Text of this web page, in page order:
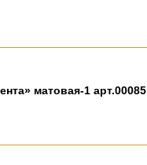
матовая-1 арт.00085